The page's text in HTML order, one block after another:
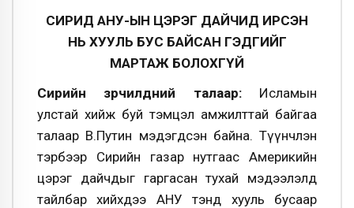
СИРИД АНУ-ЫН ЦЭРЭГ ДАЙЧИД ИРСЭН
НЬ ХУУЛЬ БУС БАЙСАН ГЭДГИЙГ
МАРТАЖ БОЛОХГҮЙ
Сирийн зөрчилдөөний талаар: Исламын
улстай хийж буй тэмцэл амжилттай байгаа
талаар В.Путин мэдэгдсэн байна. Түүнчлэн
тэрбээр Сирийн газар нутгаас Америкийн
цэрэг дайчдыг гаргасан тухай мэдээлэлд
тайлбар хийхдээ АНУ тэнд хууль бусаар